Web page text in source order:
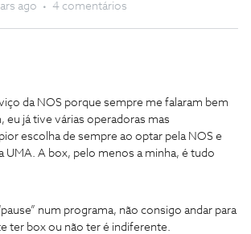
ago 4 comentários
da NOS porque sempre me falaram bem
eu já tive várias operadoras mas
escolha de sempre ao optar pela NOS e
UMA. A box, pelo menos a minha, é tudo
num programa, não consigo andar para
ter box ou não ter é indiferente.